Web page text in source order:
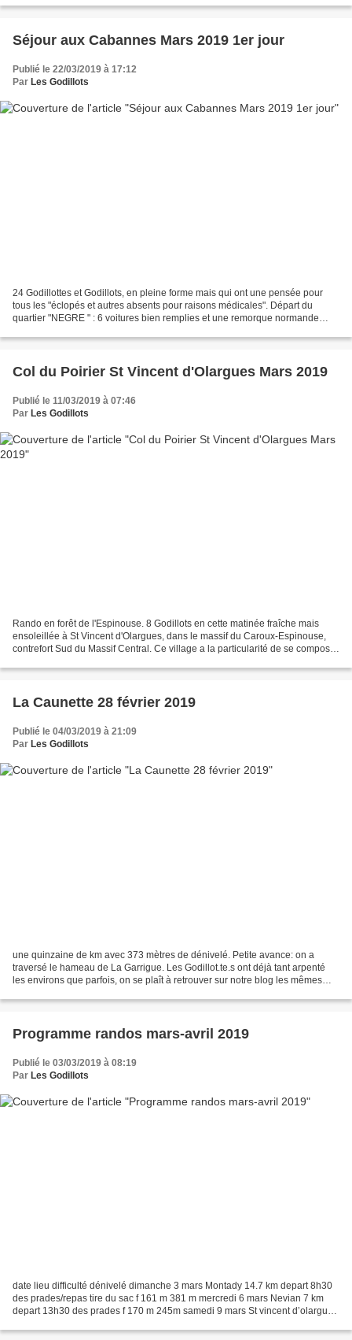
Séjour aux Cabannes Mars 2019 1er jour
Publié le 22/03/2019 à 17:12
Par Les Godillots
24 Godillottes et Godillots, en pleine forme mais qui ont une pensée pour
tous les "éclopés et autres absents pour raisons médicales". Départ du
quartier "NEGRE " : 6 voitures bien remplies et une remorque normande
Col du Poirier St Vincent d'Olargues Mars 2019
Publié le 11/03/2019 à 07:46
Par Les Godillots
Rando en forêt de l'Espinouse. 8 Godillots en cette matinée fraîche mais
ensoleillée à St Vincent d'Olargues, dans le massif du Caroux-Espinouse,
contrefort Sud du Massif Central. Ce village a la particularité de se composer
La Caunette 28 février 2019
Publié le 04/03/2019 à 21:09
Par Les Godillots
une quinzaine de km avec 373 mètres de dénivelé. Petite avance: on a
traversé le hameau de La Garrigue. Les Godillot.te.s ont déjà tant arpenté
les environs que parfois, on se plaît à retrouver sur notre blog les mêmes
Programme randos mars-avril 2019
Publié le 03/03/2019 à 08:19
Par Les Godillots
date lieu difficulté dénivelé dimanche 3 mars Montady 14.7 km depart 8h30
des prades/repas tire du sac f 161 m 381 m mercredi 6 mars Nevian 7 km
depart 13h30 des prades f 170 m 245m samedi 9 mars St vincent d’olargue